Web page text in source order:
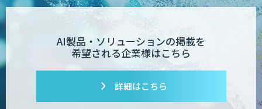
AI製品・ソリューションの掲載を
希望される企業様はこちら
詳細はこちら